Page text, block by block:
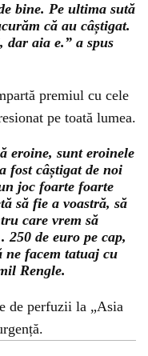
bine. Pe ultima sută
că au câștigat.
dar aia e.” a spus
premiul cu cele
pe toată lumea.
eroine, sunt eroinele
fost câștigat de noi
joc foarte foarte
să fie a voastră, să
care vrem să
de euro pe cap,
ne facem tatuaj cu
Rengle.
de perfuzii la „Asia